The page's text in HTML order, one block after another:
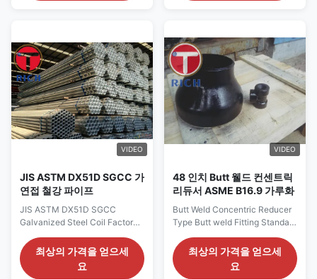
material Stainless steel etc
Surface Degreasing, ...
of the drawing. Constantly
changing the ...
VIDEO
JIS ASTM DX51D SGCC 가
연접 철강 파이프
JIS ASTM DX51D SGCC
Galvanized Steel Coil Factory
Coating Layer Thickness :
210g-600g/m2 Application:
Widely used in structure,
최상의 가격을 얻으세
요
VIDEO
48 인치 Butt 웰드 컨센트릭
리듀서 ASME B16.9 가루화
Butt Weld Concentric Reducer
Type Butt weld Fitting Standard
SP43, MSS P75, JIS2311, JIS
2312, JIS2313, DIN2605 , GB-
12459, GB-T13401 etc.
최상의 가격을 얻으세
요